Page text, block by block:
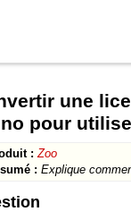
une
pour
: Zoo
: Explique